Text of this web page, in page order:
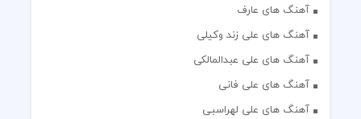
آهنگ های عارف
آهنگ های علی زند وکیلی
آهنگ های علی عبدالمالکی
آهنگ های علی فانی
آهنگ های علی لهراسبی